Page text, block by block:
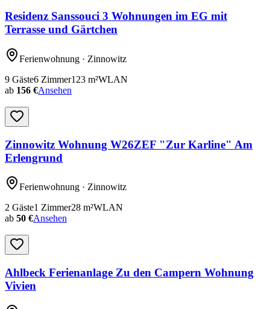
Residenz Sanssouci 3 Wohnungen im EG mit
Terrasse und Gärtchen
Ferienwohnung · Zinnowitz
9 Gäste6 Zimmer123 m²WLAN
ab 156 €Ansehen
Zinnowitz Wohnung W26ZEF "Zur Karline" Am
Erlengrund
Ferienwohnung · Zinnowitz
2 Gäste1 Zimmer28 m²WLAN
ab 50 €Ansehen
Ahlbeck Ferienanlage Zu den Campern Wohnung
Vivien